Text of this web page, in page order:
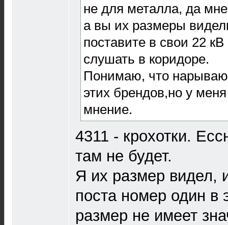
не для металла, да
а вы их размеры
поставите в свои 22
слушать в коридоре.
Понимаю, что
этих брендов,но у
мнение.
4311 - крохотки.
там не будет.
Я их размер видел,
поста номер один в
размер не имеет